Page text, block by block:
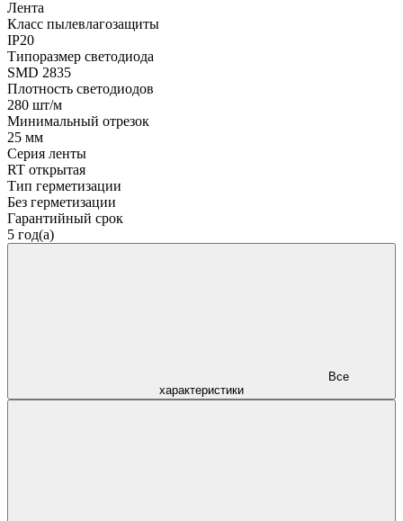
Лента
Класс пылевлагозащиты
IP20
Типоразмер светодиода
SMD 2835
Плотность светодиодов
280 шт/м
Минимальный отрезок
25 мм
Серия ленты
RT открытая
Тип герметизации
Без герметизации
Гарантийный срок
5 год(а)
характеристики